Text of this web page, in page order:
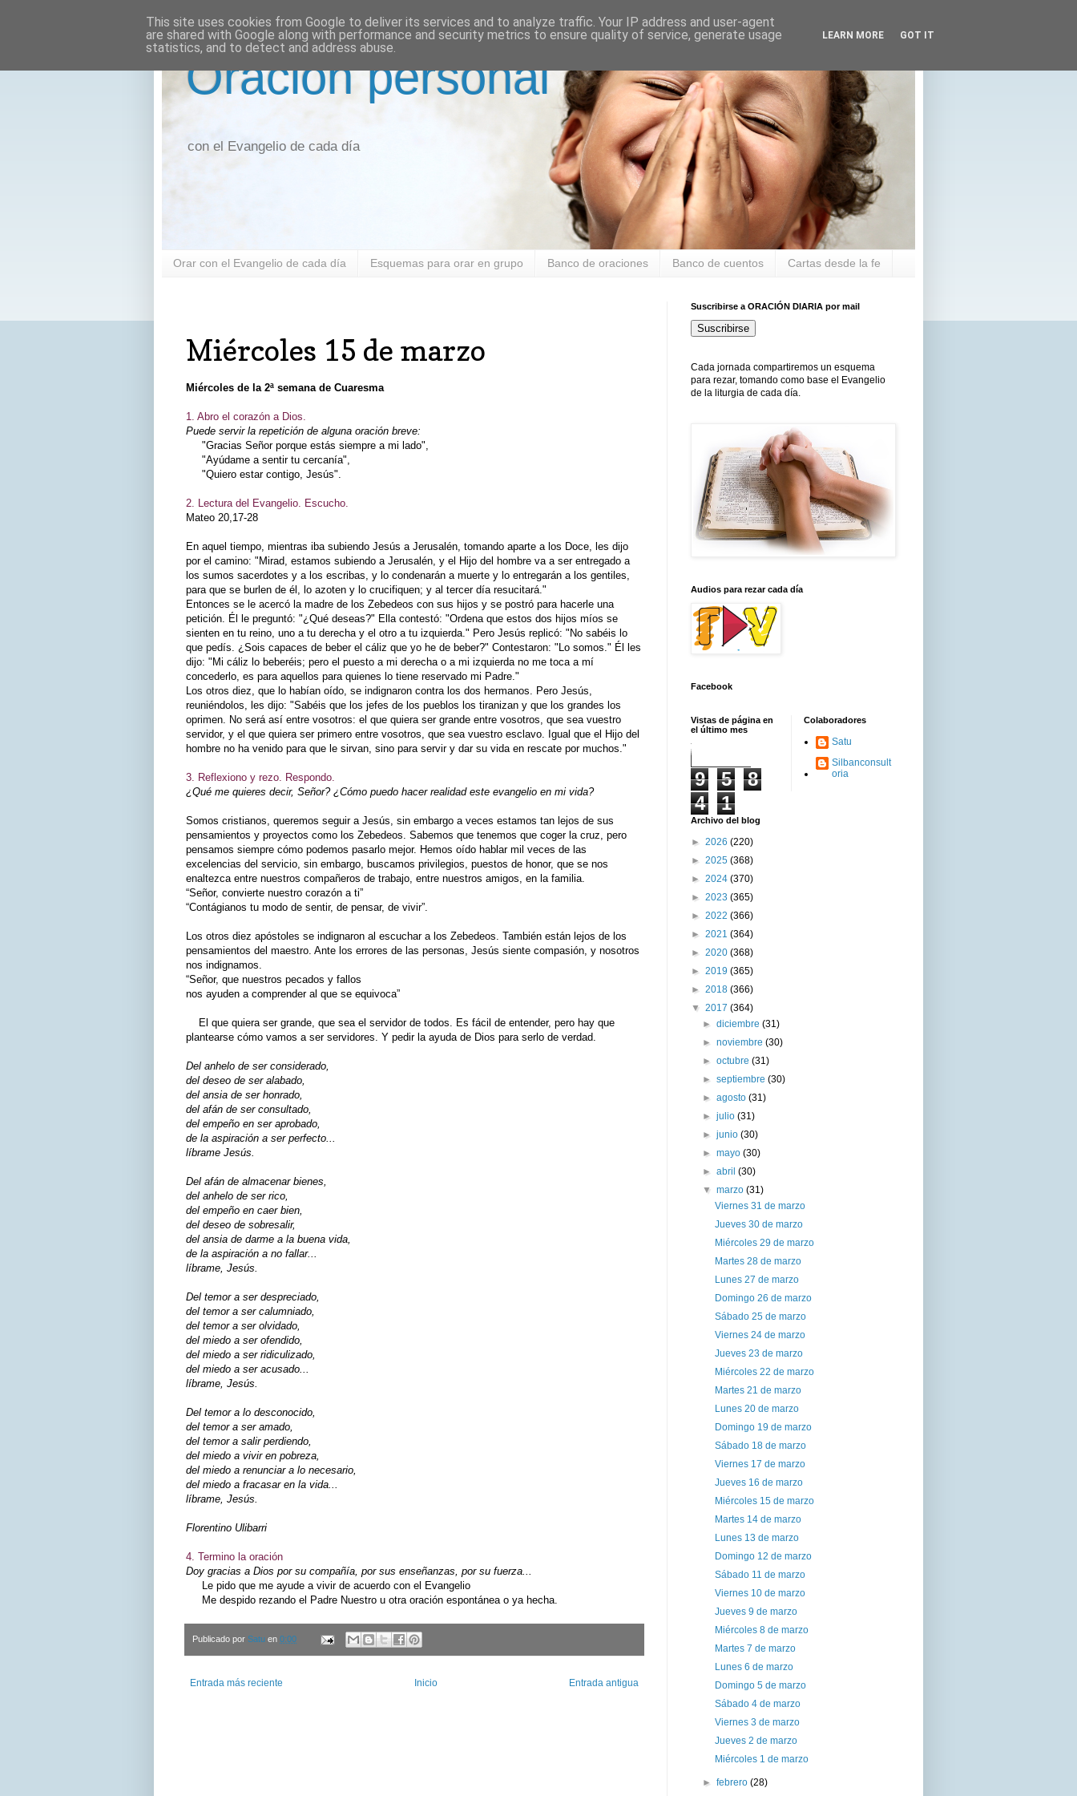
Oración personal
con el Evangelio de cada día
Orar con el Evangelio de cada día Esquemas para orar en grupo Banco de oraciones Banco de cuentos Cartas desde la fe
Miércoles 15 de marzo
Miércoles de la 2ª semana de Cuaresma
1. Abro el corazón a Dios.
Puede servir la repetición de alguna oración breve:
"Gracias Señor porque estás siempre a mi lado",
"Ayúdame a sentir tu cercanía",
"Quiero estar contigo, Jesús".
2. Lectura del Evangelio. Escucho.
Mateo 20,17-28
En aquel tiempo, mientras iba subiendo Jesús a Jerusalén, tomando aparte a los Doce, les dijo
por el camino: "Mirad, estamos subiendo a Jerusalén, y el Hijo del hombre va a ser entregado a
los sumos sacerdotes y a los escribas, y lo condenarán a muerte y lo entregarán a los gentiles,
para que se burlen de él, lo azoten y lo crucifiquen; y al tercer día resucitará."
Entonces se le acercó la madre de los Zebedeos con sus hijos y se postró para hacerle una
petición. Él le preguntó: "¿Qué deseas?" Ella contestó: "Ordena que estos dos hijos míos se
sienten en tu reino, uno a tu derecha y el otro a tu izquierda." Pero Jesús replicó: "No sabéis lo
que pedís. ¿Sois capaces de beber el cáliz que yo he de beber?" Contestaron: "Lo somos." Él les
dijo: "Mi cáliz lo beberéis; pero el puesto a mi derecha o a mi izquierda no me toca a mí
concederlo, es para aquellos para quienes lo tiene reservado mi Padre."
Los otros diez, que lo habían oído, se indignaron contra los dos hermanos. Pero Jesús,
reuniéndolos, les dijo: "Sabéis que los jefes de los pueblos los tiranizan y que los grandes los
oprimen. No será así entre vosotros: el que quiera ser grande entre vosotros, que sea vuestro
servidor, y el que quiera ser primero entre vosotros, que sea vuestro esclavo. Igual que el Hijo del
hombre no ha venido para que le sirvan, sino para servir y dar su vida en rescate por muchos."
3. Reflexiono y rezo. Respondo.
¿Qué me quieres decir, Señor? ¿Cómo puedo hacer realidad este evangelio en mi vida?
Somos cristianos, queremos seguir a Jesús, sin embargo a veces estamos tan lejos de sus
pensamientos y proyectos como los Zebedeos. Sabemos que tenemos que coger la cruz, pero
pensamos siempre cómo podemos pasarlo mejor. Hemos oído hablar mil veces de las
excelencias del servicio, sin embargo, buscamos privilegios, puestos de honor, que se nos
enaltezca entre nuestros compañeros de trabajo, entre nuestros amigos, en la familia.
“Señor, convierte nuestro corazón a ti”
“Contágianos tu modo de sentir, de pensar, de vivir”.
Los otros diez apóstoles se indignaron al escuchar a los Zebedeos. También están lejos de los
pensamientos del maestro. Ante los errores de las personas, Jesús siente compasión, y nosotros
nos indignamos.
“Señor, que nuestros pecados y fallos
nos ayuden a comprender al que se equivoca”
El que quiera ser grande, que sea el servidor de todos. Es fácil de entender, pero hay que
plantearse cómo vamos a ser servidores. Y pedir la ayuda de Dios para serlo de verdad.
Del anhelo de ser considerado,
del deseo de ser alabado,
del ansia de ser honrado,
del afán de ser consultado,
del empeño en ser aprobado,
de la aspiración a ser perfecto...
líbrame Jesús.
Del afán de almacenar bienes,
del anhelo de ser rico,
del empeño en caer bien,
del deseo de sobresalir,
del ansia de darme a la buena vida,
de la aspiración a no fallar...
líbrame, Jesús.
Del temor a ser despreciado,
del temor a ser calumniado,
del temor a ser olvidado,
del miedo a ser ofendido,
del miedo a ser ridiculizado,
del miedo a ser acusado...
líbrame, Jesús.
Del temor a lo desconocido,
del temor a ser amado,
del temor a salir perdiendo,
del miedo a vivir en pobreza,
del miedo a renunciar a lo necesario,
del miedo a fracasar en la vida...
líbrame, Jesús.
Florentino Ulibarri
4. Termino la oración
Doy gracias a Dios por su compañía, por sus enseñanzas, por su fuerza...
Le pido que me ayude a vivir de acuerdo con el Evangelio
Me despido rezando el Padre Nuestro u otra oración espontánea o ya hecha.
Publicado por Satu en 0:00
Entrada más reciente Entrada antigua
Inicio
Suscribirse a ORACIÓN DIARIA por mail
Suscribirse
Cada jornada compartiremos un esquema
para rezar, tomando como base el Evangelio
de la liturgia de cada día.
Audios para rezar cada día
Facebook
Vistas de página en
el último mes
9 5
8
4
1
Colaboradores
Satu
Silbanconsult
oria
Archivo del blog
► 2026 (220)
► 2025 (368)
► 2024 (370)
► 2023 (365)
► 2022 (366)
► 2021 (364)
► 2020 (368)
► 2019 (365)
► 2018 (366)
▼ 2017 (364)
►diciembre(31)
►noviembre(30)
►octubre(31)
►septiembre(30)
►agosto(31)
►julio(31)
►junio(30)
►mayo(30)
►abril(30)
▼marzo(31)
Viernes 31 de marzo
Jueves 30 de marzo
Miércoles 29 de marzo
Martes 28 de marzo
Lunes 27 de marzo
Domingo 26 de marzo
Sábado 25 de marzo
Viernes 24 de marzo
Jueves 23 de marzo
Miércoles 22 de marzo
Martes 21 de marzo
Lunes 20 de marzo
Domingo 19 de marzo
Sábado 18 de marzo
Viernes 17 de marzo
Jueves 16 de marzo
Miércoles 15 de marzo
Martes 14 de marzo
Lunes 13 de marzo
Domingo 12 de marzo
Sábado 11 de marzo
Viernes 10 de marzo
Jueves 9 de marzo
Miércoles 8 de marzo
Martes 7 de marzo
Lunes 6 de marzo
Domingo 5 de marzo
Sábado 4 de marzo
Viernes 3 de marzo
Jueves 2 de marzo
Miércoles 1 de marzo
►febrero(28)
This site uses cookies from Google to deliver its services and to analyze traffic. Your IP address and user-agent
are shared with Google along with performance and security metrics to ensure quality of service, generate usage
statistics, and to detect and address abuse.
LEARN MORE GOT IT